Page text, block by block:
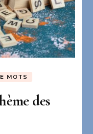
MOTS
des